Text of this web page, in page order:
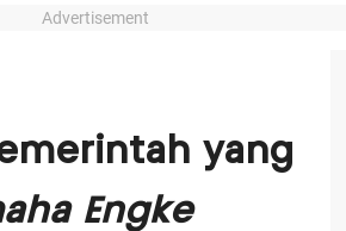
Advertisement
yang
Engke